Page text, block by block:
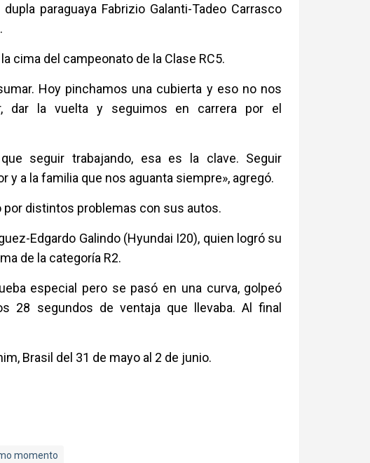
paraguaya Fabrizio Galanti-Tadeo Carrasco
cima del campeonato de la Clase RC5.
Hoy pinchamos una cubierta y eso no nos
dar la vuelta y seguimos en carrera por el
seguir trabajando, esa es la clave. Seguir
y a la familia que nos aguanta siempre», agregó.
por distintos problemas con sus autos.
Edgardo Galindo (Hyundai I20), quien logró su
de la categoría R2.
especial pero se pasó en una curva, golpeó
segundos de ventaja que llevaba. Al final
Brasil del 31 de mayo al 2 de junio.
momento